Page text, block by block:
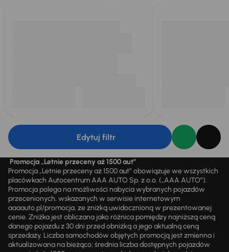
Edytuj filtr
Promocja „Letnie przeceny aż 1500 aut”
Promocja „Letnie przeceny aż 1500 aut” obowiązuje we wszystkich
placówkach Autocentrum AAA AUTO Sp. z o.o. („AAA AUTO”).
Promocja polega na możliwości nabycia wybranych pojazdów
przecenionych, wskazanych w serwisie internetowym
aaaauto.pl/promocja, ze zniżką uwidocznioną w prezentowanej
cenie. Zniżka jest obliczana jako różnica pomiędzy najniższą ceną
danego pojazdu z 30 dni przed obniżką a jego aktualną ceną
sprzedaży. Liczba samochodów objętych promocją jest zmienna i
aktualizowana na bieżąco; średnia liczba dostępnych pojazdów